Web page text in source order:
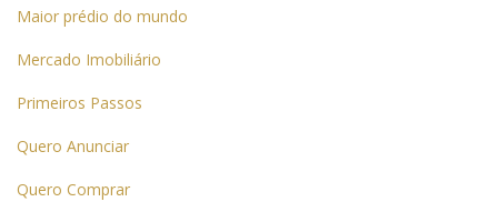
Maior prédio do mundo
Mercado Imobiliário
Primeiros Passos
Quero Anunciar
Quero Comprar